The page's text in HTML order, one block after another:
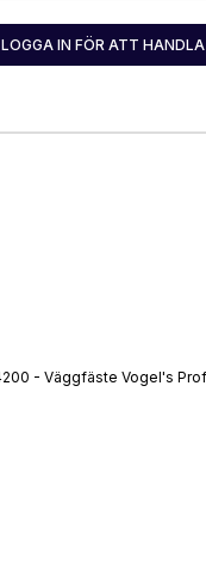
LOGGA IN FÖR ATT HANDLA